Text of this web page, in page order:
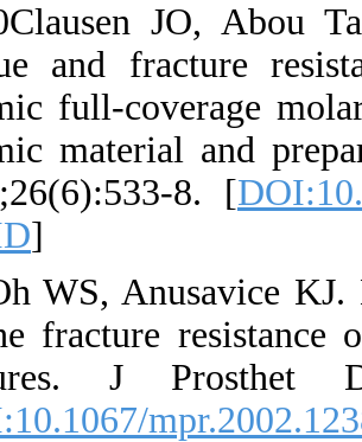
13.
fatigue and
ceramic full-
ceramic
14. Oh WS,
on the
dentures. J
[DOI:10.1067/